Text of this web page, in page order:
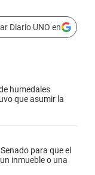
Diario UNO en
humedales
que asumir la
para que el
inmueble o una